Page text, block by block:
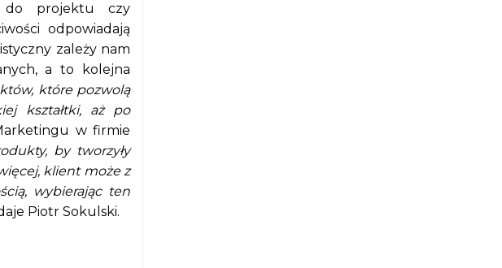
do projektu czy
odpowiadają
zależy nam
a to kolejna
które pozwolą
kształtki, aż po
w firmie
by tworzyły
klient może z
wybierając ten
Piotr Sokulski.